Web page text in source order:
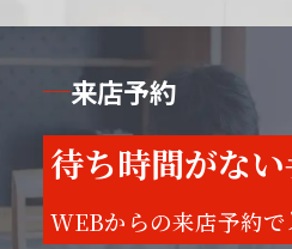
来店予約
待ち時間がない
WEBからの来店予約で